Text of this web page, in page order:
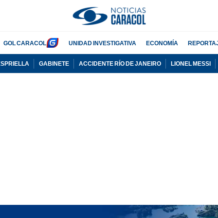
GOL CARACOL UNIDAD INVESTIGATIVA ECONOMÍA
GABINETE ACCIDENTE RÍO DE JANEIRO LIONEL MESSI